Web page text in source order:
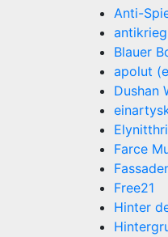
Anti-
Blauer
apolut
Dushan
Farce
Free21
Hinter